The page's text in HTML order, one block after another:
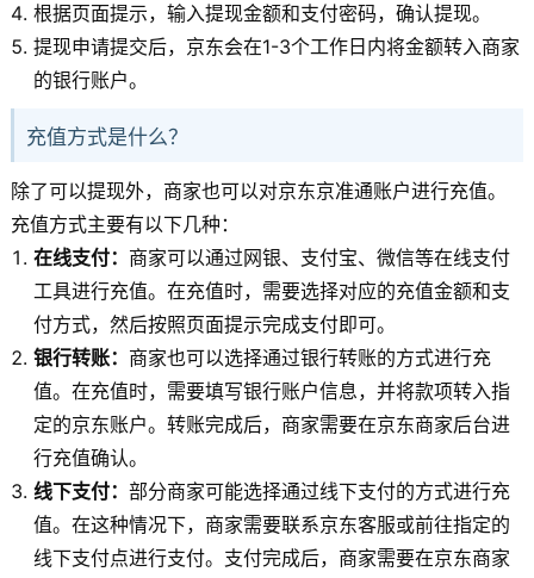
根据页面提示，输入提现金额和支付密码，确认提现。
提现申请提交后，京东会在1-3个工作日内将金额转入商家
的银行账户。
充值方式是什么？
除了可以提现外，商家也可以对京东京准通账户进行充值。
充值方式主要有以下几种：
在线支付： 商家可以通过网银、支付宝、微信等在线支付
工具进行充值。在充值时，需要选择对应的充值金额和支
付方式，然后按照页面提示完成支付即可。
银行转账： 商家也可以选择通过银行转账的方式进行充
值。在充值时，需要填写银行账户信息，并将款项转入指
定的京东账户。转账完成后，商家需要在京东商家后台进
行充值确认。
线下支付：部分商家可能选择通过线下支付的方式进行充
值。在这种情况下，商家需要联系京东客服或前往指定的
线下支付点进行支付。支付完成后，商家需要在京东商家